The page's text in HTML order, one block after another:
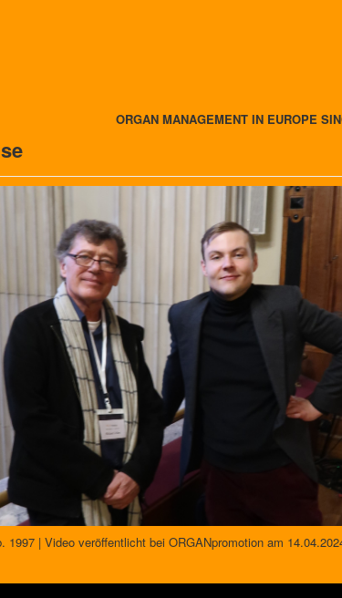
ORGAN MANAGEMENT IN EUROPE
1997 | Video veröffentlicht bei ORGANpromotion am